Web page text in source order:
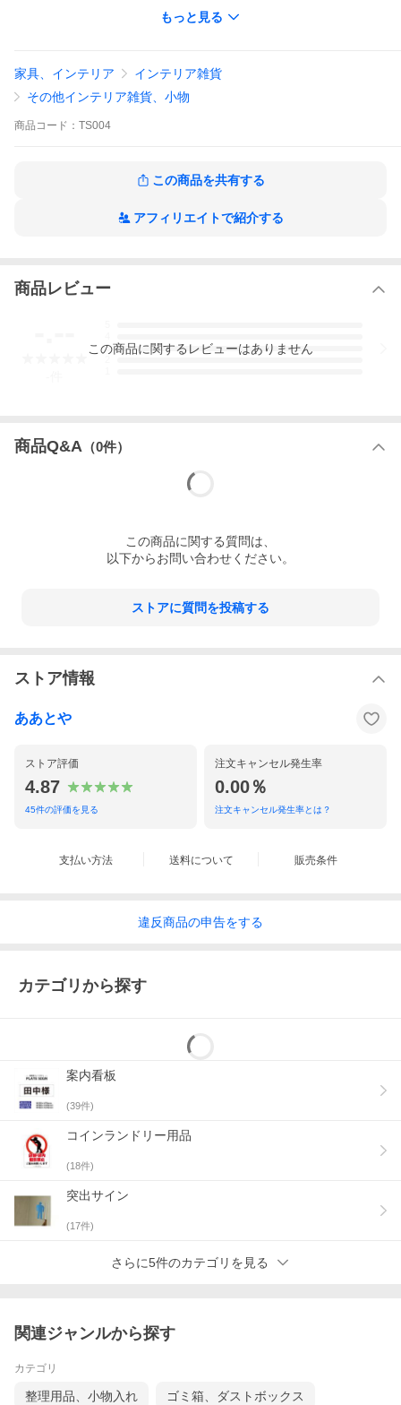
もっと見る
家具、インテリア
インテリア雑貨
その他インテリア雑貨、小物
商品 コード： TS004
この商品を共有する
アフィリエイトで紹介する
商品レビュー
3
この商品に関するレビューはありません
商品Q&A （0件）
この商品に関する質問は、
以下からお問い合わせください。
ストアに質問を投稿する
ストア情報
ああとや
ストア評価
4.87
45件の評価を見る
注文キャンセル発生率
0.00％
注文キャンセル発生率とは？
支払い方法 送料について 販売条件
違反商品の申告をする
カテゴリから探す
案内看板
(39件)
コインランドリー用品
(18件)
突出サイン
(17件)
さらに5件のカテゴリを見る
関連ジャンルから探す
カテゴリ
整理用品、小物入れ ゴミ箱、ダストボックス